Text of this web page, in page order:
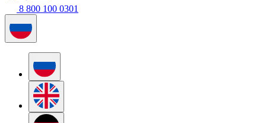
8 800 100 0301